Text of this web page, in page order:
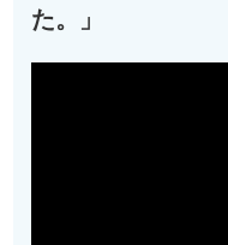
た。」